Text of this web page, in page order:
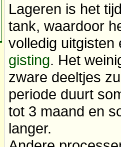
Lageren is het
tank, waardoor
volledig uitgisten
gisting. Het
zware deeltjes
periode duurt
tot 3 maand en
langer.